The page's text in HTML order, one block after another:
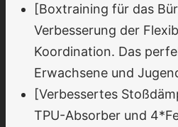
[Boxtraining für das
Verbesserung der
Koordination. Das
Erwachsene und
[Verbessertes
TPU-Absorber und